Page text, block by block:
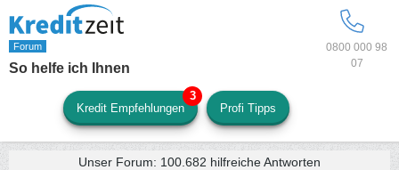
0800 000 98
07
So helfe ich Ihnen
Kredit Empfehlungen Profi Tipps
Unser Forum: 100.682 hilfreiche Antworten